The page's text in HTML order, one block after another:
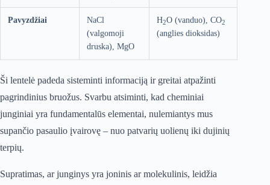
Pavyzdžiai
NaCl
(valgomoji
druska), MgO
H2O (vanduo), CO2
(anglies dioksidas)
Ši lentelė padeda sisteminti informaciją ir greitai atpažinti
pagrindinius bruožus. Svarbu atsiminti, kad cheminiai
junginiai yra fundamentalūs elementai, nulemiantys mus
supančio pasaulio įvairovę – nuo patvarių uolienų iki dujinių
terpių.
Supratimas, ar junginys yra joninis ar molekulinis, leidžia